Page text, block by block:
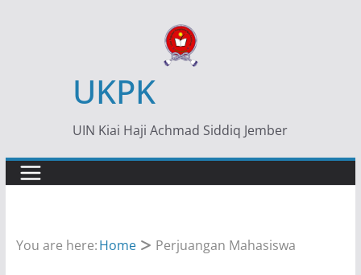
UKPK
UIN Kiai Haji Achmad Siddiq Jember
You are here:Home Perjuangan Mahasiswa